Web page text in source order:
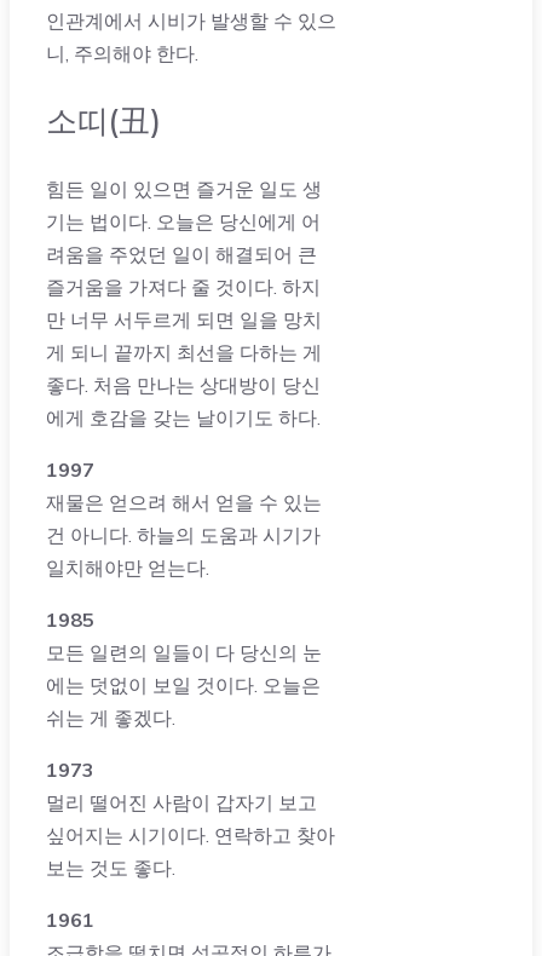
인관계에서 시비가 발생할 수 있으
니, 주의해야 한다.
소띠(丑)
힘든 일이 있으면 즐거운 일도 생
기는 법이다. 오늘은 당신에게 어
려움을 주었던 일이 해결되어 큰
즐거움을 가져다 줄 것이다. 하지
만 너무 서두르게 되면 일을 망치
게 되니 끝까지 최선을 다하는 게
좋다. 처음 만나는 상대방이 당신
에게 호감을 갖는 날이기도 하다.
1997
재물은 얻으려 해서 얻을 수 있는
건 아니다. 하늘의 도움과 시기가
일치해야만 얻는다.
1985
모든 일련의 일들이 다 당신의 눈
에는 덧없이 보일 것이다. 오늘은
쉬는 게 좋겠다.
1973
멀리 떨어진 사람이 갑자기 보고
싶어지는 시기이다. 연락하고 찾아
보는 것도 좋다.
1961